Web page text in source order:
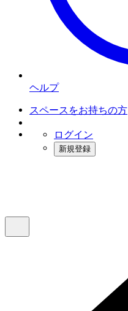
ヘルプ
スペースをお持ちの方
ログイン
新規登録